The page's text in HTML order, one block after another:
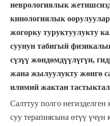
неврологиялык
кинологиялык оорулуулар
жогорку туруктуулукту
суунун табигый
сүзүү жөндөмдүүлүгүн,
жана жылуулукту жөнгө
илимий жактан
Салттуу полго
суу терапиясына өтүү